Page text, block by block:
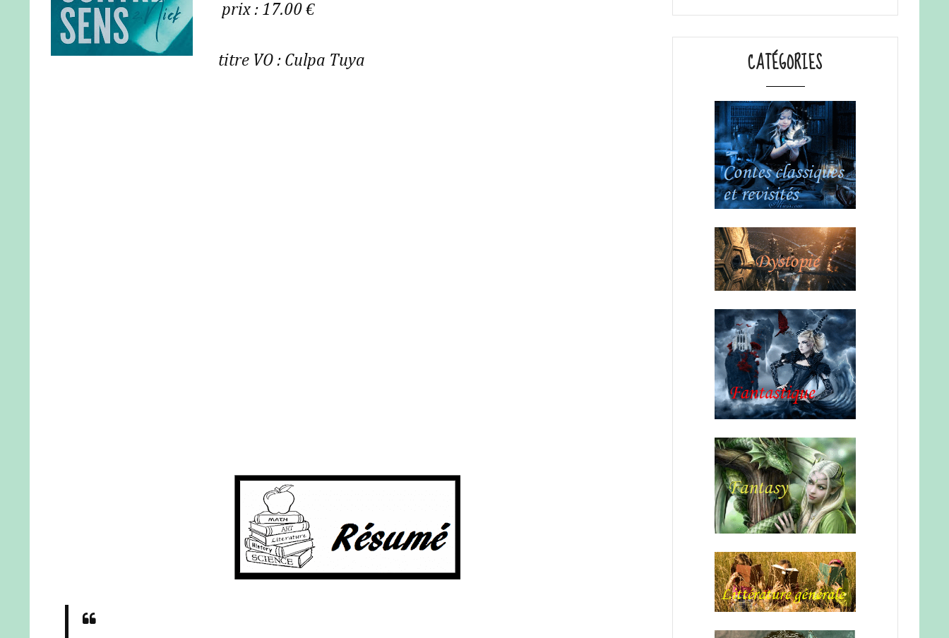
prix : 17.00 €
titre VO : Culpa Tuya CATÉGORIES